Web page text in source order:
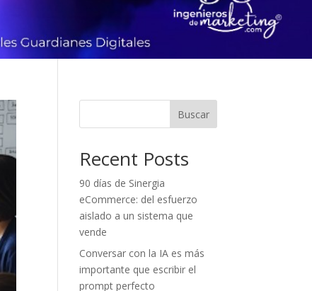
Buscar
Recent Posts
90 días de Sinergia
eCommerce: del esfuerzo
aislado a un sistema que
vende
Conversar con la IA es más
importante que escribir el
prompt perfecto